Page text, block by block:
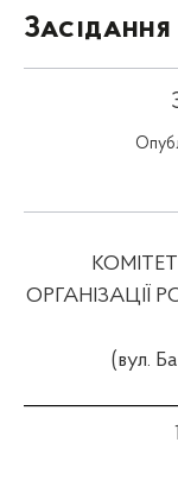
Засідання
ОРГАНІЗАЦІЇ
(вул.
1